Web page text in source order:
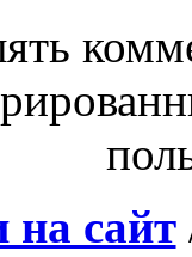
на сайт